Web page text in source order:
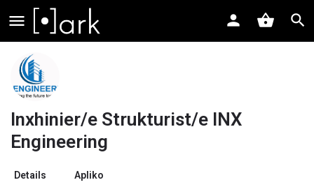
Inxhinier/e Strukturist/e INX
Engineering
Details Apliko